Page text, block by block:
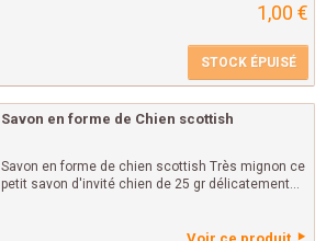
1,00 €
STOCK ÉPUISÉ
Savon en forme de Chien scottish
Savon en forme de chien scottish Très mignon ce
petit savon d'invité chien de 25 gr délicatement...